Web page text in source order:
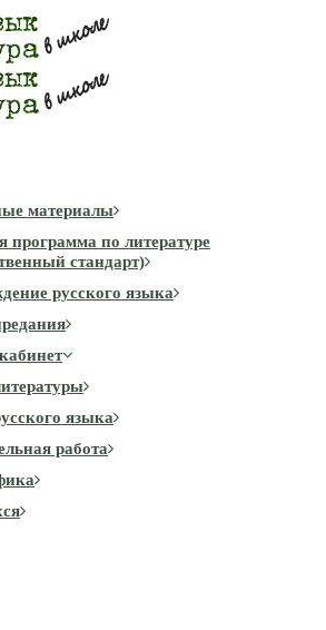
материалы
программа по литературе
стандарт)
русского языка
языка
работа